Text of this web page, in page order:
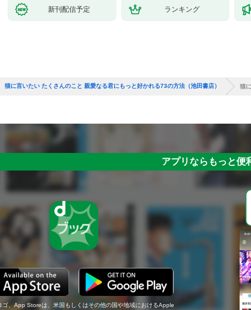
新刊配信予定 ランキング
猫に言いたい たくさんのこと 親愛なる君にもっと好かれる73の方法（池田書店） 猫
アプリならもっと便
ゴ、App Storeは、米国もしくはその他の国や地域におけるApple